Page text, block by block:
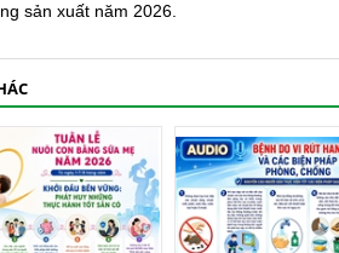
sản xuất năm 2026.